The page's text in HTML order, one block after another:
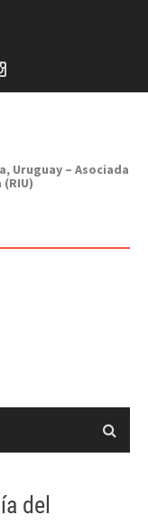
Uruguay – Asociada
del